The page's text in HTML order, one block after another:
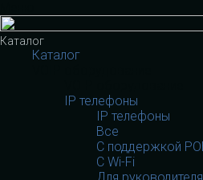
Каталог
Каталог
IP телефоны
IP телефоны
Все
С поддержкой
C Wi-Fi